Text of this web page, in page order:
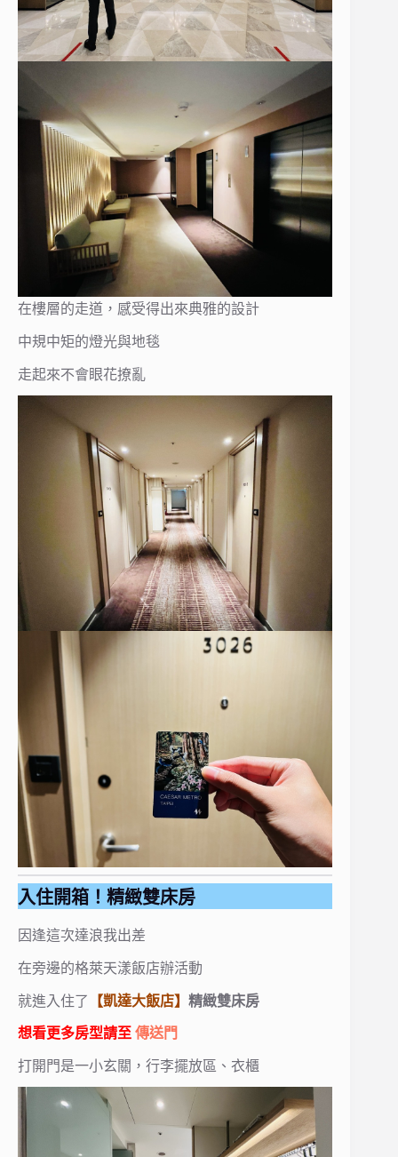
在樓層的走道，感受得出來典雅的設計
中規中矩的燈光與地毯
走起來不會眼花撩亂
入住開箱！精緻雙床房
因逢這次達浪我出差
在旁邊的格萊天漾飯店辦活動
就進入住了 【凱達大飯店】 精緻雙床房
想看更多房型請至 傳送門
打開門是一小玄關，行李擺放區、衣櫃